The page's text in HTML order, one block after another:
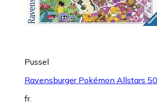
Pussel
Ravensburger Pokémon Allstars
fr.